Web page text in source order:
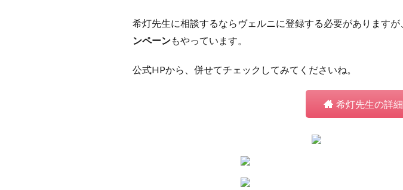
希灯先生に相談するならヴェルニに登録する必要がありますが
ンペーンもやっています。
公式HPから、併せてチェックしてみてくださいね。
希灯先生の詳